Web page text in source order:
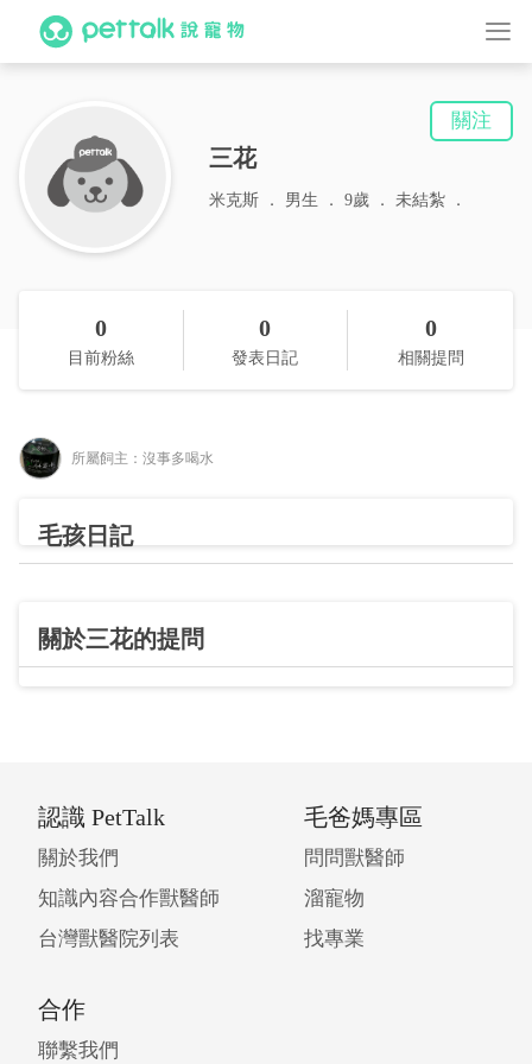
三花
關注
米克斯 男生 9歲 未結紮
0
目前粉絲
0
發表日記
0
相關提問
所屬飼主：沒事多喝水
毛孩日記
關於三花的提問
認識 PetTalk
關於我們
知識內容合作獸醫師
台灣獸醫院列表
毛爸媽專區
問問獸醫師
溜寵物
找專業
合作
聯繫我們